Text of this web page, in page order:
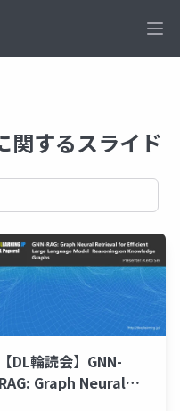
関するスライド
【DL輪読会】GNN-
RAG: Graph Neural